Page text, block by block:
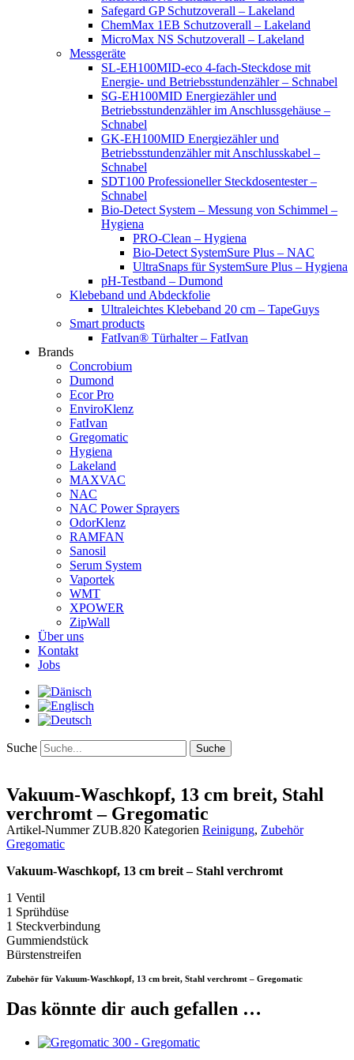
Safegard GP Schutzoverall – Lakeland
ChemMax 1EB Schutzoverall – Lakeland
MicroMax NS Schutzoverall – Lakeland
Messgeräte
SL-EH100MID-eco 4-fach-Steckdose mit
Energie- und Betriebsstundenzähler – Schnabel
SG-EH100MID Energiezähler und
Betriebsstundenzähler im Anschlussgehäuse –
Schnabel
GK-EH100MID Energiezähler und
Betriebsstundenzähler mit Anschlusskabel –
Schnabel
SDT100 Professioneller Steckdosentester –
Schnabel
Bio-Detect System – Messung von Schimmel –
Hygiena
PRO-Clean – Hygiena
Bio-Detect SystemSure Plus – NAC
UltraSnaps für SystemSure Plus – Hygiena
pH-Testband – Dumond
Klebeband und Abdeckfolie
Ultraleichtes Klebeband 20 cm – TapeGuys
Smart products
FatIvan® Türhalter – FatIvan
Brands
Concrobium
Dumond
Ecor Pro
EnviroKlenz
FatIvan
Gregomatic
Hygiena
Lakeland
MAXVAC
NAC
NAC Power Sprayers
OdorKlenz
RAMFAN
Sanosil
Serum System
Vaportek
WMT
XPOWER
ZipWall
Über uns
Kontakt
Jobs
Suche Suche
Vakuum-Waschkopf, 13 cm breit, Stahl
verchromt – Gregomatic
Artikel-Nummer ZUB.820 Kategorien Reinigung, Zubehör
Gregomatic
Vakuum-Waschkopf, 13 cm breit – Stahl verchromt
1 Ventil
1 Sprühdüse
1 Steckverbindung
Gummiendstück
Bürstenstreifen
Zubehör für Vakuum-Waschkopf, 13 cm breit, Stahl verchromt – Gregomatic
Das könnte dir auch gefallen …